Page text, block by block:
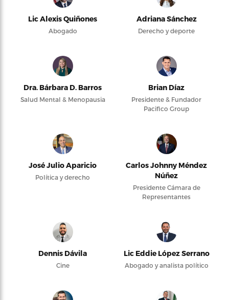
Lic Alexis Quiñones
Abogado
Adriana Sánchez
Derecho y deporte
Dra. Bárbara D. Barros
Salud Mental & Menopausia
Brian Díaz
Presidente & Fundador
Pacifico Group
José Julio Aparicio
Política y derecho
Carlos Johnny Méndez
Núñez
Presidente Cámara de
Representantes
Dennis Dávila
Cine
Lic Eddie López Serrano
Abogado y analista político